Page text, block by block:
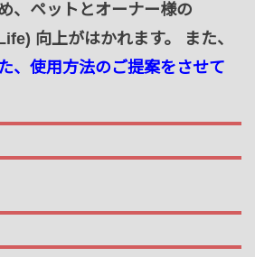
、ペットとオーナー様の
向上がはかれます。 また、
、使用方法のご提案をさせて